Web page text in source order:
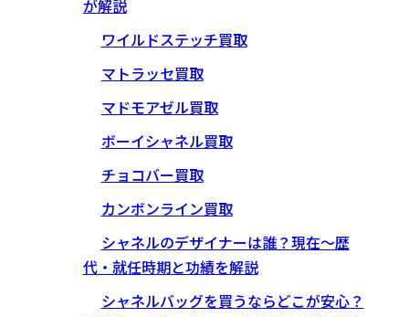
が解説
ワイルドステッチ買取
マトラッセ買取
マドモアゼル買取
ボーイシャネル買取
チョコバー買取
カンボンライン買取
シャネルのデザイナーは誰？現在〜歴
代・就任時期と功績を解説
シャネルバッグを買うならどこが安心？